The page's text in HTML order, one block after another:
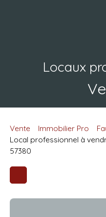
Locaux
Vente Immobilier Pro
Local professionnel à
57380